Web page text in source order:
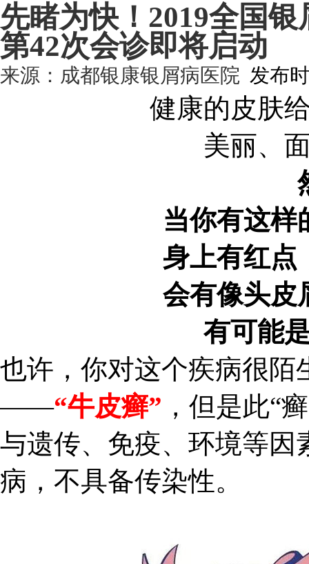
先睹为快！2019全国
第42次会诊即将启动
来源： 成都银康银屑病医院 发布
健康的皮肤
美丽、
当你有这样
身上有红点
会有像头皮
有可能
也许，你对这个疾病很陌
——“牛皮癣” ，但是此“
与遗传、免疫、环境等因
病，不具备传染性。